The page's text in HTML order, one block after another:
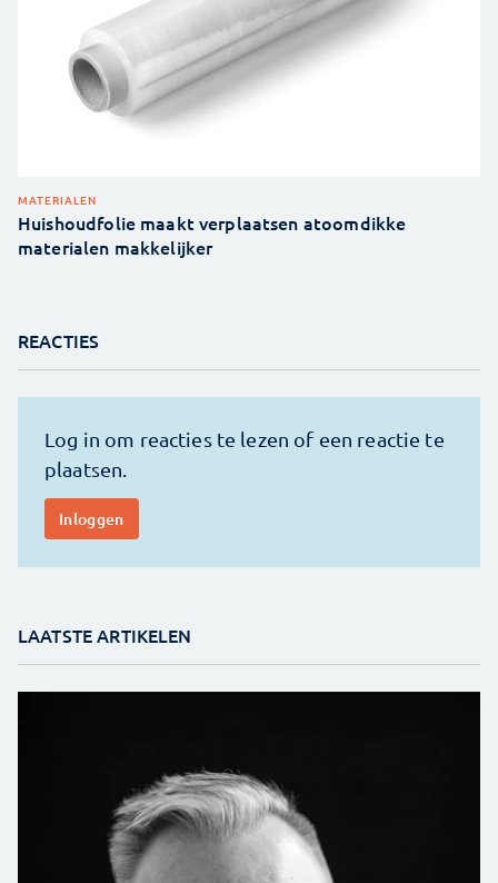
MATERIALEN
Huishoudfolie maakt verplaatsen atoomdikke
materialen makkelijker
REACTIES
LAATSTE ARTIKELEN